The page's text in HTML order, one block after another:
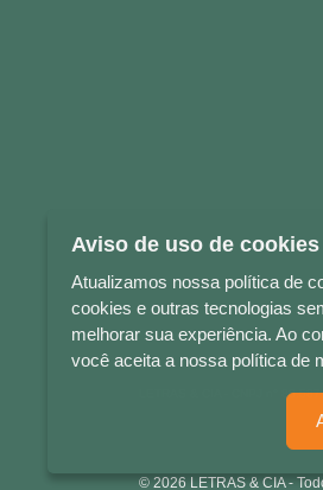
LETRAS & CIA - CNPJ n°
© 2026 LETRAS & CIA -
Aviso de uso de cookies
Atualizamos nossa política de
cookies e outras tecnologias
melhorar sua experiência. Ao
você aceita a nossa política de